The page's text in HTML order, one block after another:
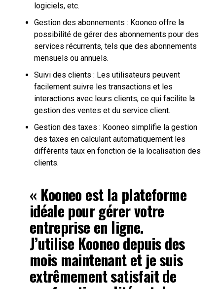
logiciels, etc.
Gestion des abonnements : Kooneo offre la
possibilité de gérer des abonnements pour des
services récurrents, tels que des abonnements
mensuels ou annuels.
Suivi des clients : Les utilisateurs peuvent
facilement suivre les transactions et les
interactions avec leurs clients, ce qui facilite la
gestion des ventes et du service client.
Gestion des taxes : Kooneo simplifie la gestion
des taxes en calculant automatiquement les
différents taux en fonction de la localisation des
clients.
« Kooneo est la plateforme
idéale pour gérer votre
entreprise en ligne.
J’utilise Kooneo depuis des
mois maintenant et je suis
extrêmement satisfait de